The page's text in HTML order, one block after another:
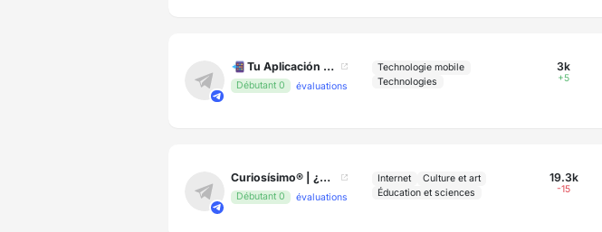
📲 Tu Aplicación de Paga Gratis
Débutant 0 évaluations
Technologie mobile
Technologies
3k
+5
Curiosísimo® | ¿Sabías que?
Débutant 0 évaluations
Internet
Culture et art
Éducation et sciences
19.3k
-15